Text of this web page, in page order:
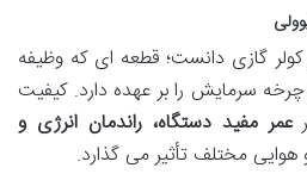
گازی دانست؛ قطعه ای که وظیفه
سرمایش را بر عهده دارد. کیفیت
عمر مفید دستگاه، راندمان انرژی و
مختلف تأثیر می گذارد.